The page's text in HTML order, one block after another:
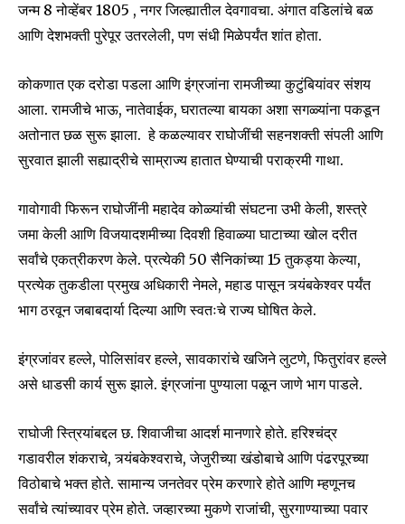
जन्म 8 नोव्हेंबर 1805 , नगर जिल्ह्यातील देवगावचा. अंगात वडिलांचे बळ
आणि देशभक्ती पुरेपूर उतरलेली, पण संधी मिळेपर्यंत शांत होता.
कोकणात एक दरोडा पडला आणि इंग्रजांना रामजीच्या कुटुंबियांवर संशय
आला. रामजीचे भाऊ, नातेवाईक, घरातल्या बायका अशा सगळ्यांना पकडून
अतोनात छळ सुरू झाला. हे कळल्यावर राघोजींची सहनशक्ती संपली आणि
सुरवात झाली सह्याद्रीचे साम्राज्य हातात घेण्याची पराक्रमी गाथा.
गावोगावी फिरून राघोजींनी महादेव कोळ्यांची संघटना उभी केली, शस्त्रे
जमा केली आणि विजयादशमीच्या दिवशी हिवाळ्या घाटाच्या खोल दरीत
सर्वांचे एकत्रीकरण केले. प्रत्येकी 50 सैनिकांच्या 15 तुकड्या केल्या,
प्रत्येक तुकडीला प्रमुख अधिकारी नेमले, महाड पासून त्र्यंबकेश्वर पर्यंत
भाग ठरवून जबाबदार्या दिल्या आणि स्वतःचे राज्य घोषित केले.
इंग्रजांवर हल्ले, पोलिसांवर हल्ले, सावकारांचे खजिने लुटणे, फितुरांवर हल्ले
असे धाडसी कार्य सुरू झाले. इंग्रजांना पुण्याला पळून जाणे भाग पाडले.
राघोजी स्त्रियांबद्दल छ. शिवाजीचा आदर्श मानणारे होते. हरिश्चंद्र
गडावरील शंकराचे, त्र्यंबकेश्वराचे, जेजुरीच्या खंडोबाचे आणि पंढरपूरच्या
विठोबाचे भक्त होते. सामान्य जनतेवर प्रेम करणारे होते आणि म्हणूनच
सर्वांचे त्यांच्यावर प्रेम होते. जव्हारच्या मुकणे राजांची, सुरगाण्याच्या पवार